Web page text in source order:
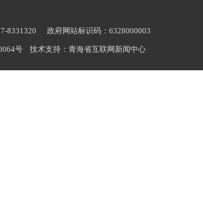
8331320 政府网站标识码：6328000003
号 技术支持：青海省互联网新闻中心